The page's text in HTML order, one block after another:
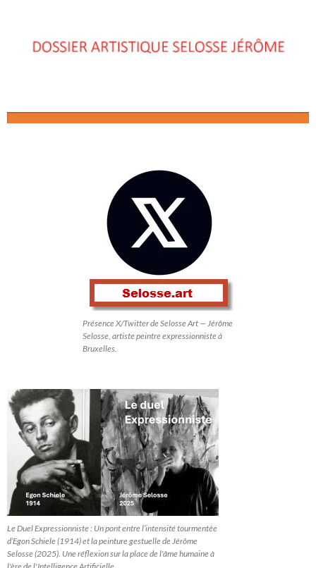
Présence X/Twitter de Selosse Art — Jérôme
Selosse, artiste peintre expressionniste à
Bruxelles.
Le Duel Expressionniste : Un pont entre l’intensité tourmentée
d’Egon Schiele (1914) et la peinture gestuelle de Jérôme
Selosse (2025). Une réflexion sur la place de l'âme humaine à